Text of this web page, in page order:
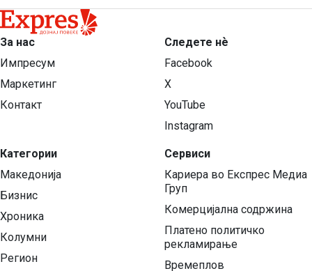
За нас
Импресум
Маркетинг
Контакт
Категории
Македонија
Бизнис
Хроника
Колумни
Регион
Следете нѐ
Facebook
X
YouTube
Instagram
Сервиси
Кариера во Експрес Медиа
Груп
Комерцијална содржина
Платено политичко
рекламирање
Времеплов